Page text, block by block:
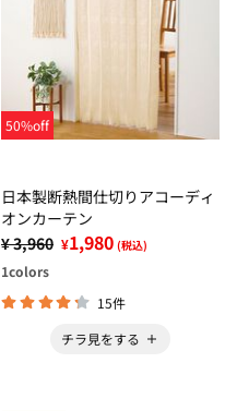
50%off
日本製断熱間仕切りアコーディ
オンカーテン
¥ 3,960 ¥1,980 (税込)
1colors
15件
チラ見をする